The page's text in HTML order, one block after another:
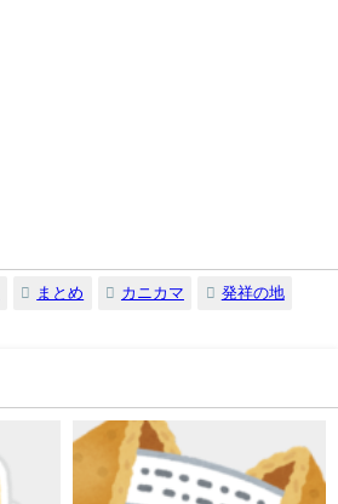
まとめ カニカマ 発祥の地